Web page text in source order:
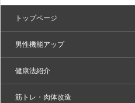
トップページ
男性機能アップ
健康法紹介
筋トレ・肉体改造